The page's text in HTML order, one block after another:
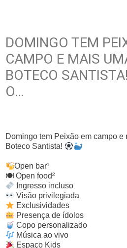
DOMINGO TEM
CAMPO E MAIS
BOTECO
O…
Domingo tem Peixão em campo e
Boteco Santista!
Open bar¹
🍽 Open food²
Ingresso incluso
Visão privilegiada
Exclusividades
Presença de ídolos
Copo personalizado
Música ao vivo
Espaço Kids